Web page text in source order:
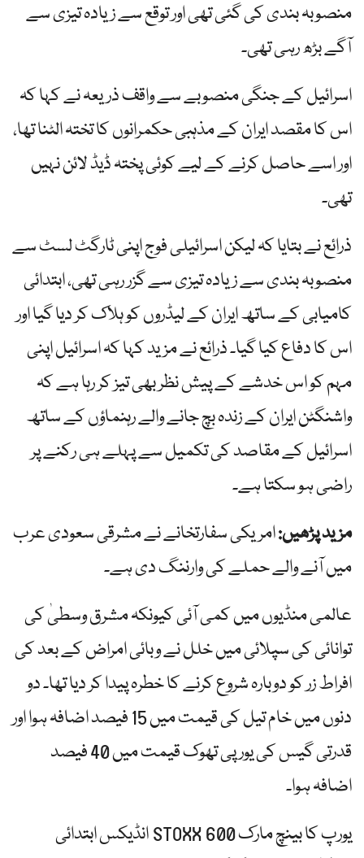
منصوبہ بندی کی گئی تھی اور توقع سے زیادہ تیزی سے
آگے بڑھ رہی تھی۔
اسرائیل کے جنگی منصوبے سے واقف ذریعہ نے کہا کہ
اس کا مقصد ایران کے مذہبی حکمرانوں کا تختہ الٹنا تھا،
اور اسے حاصل کرنے کے لیے کوئی پختہ ڈیڈ لائن نہیں
تھی۔
ذرائع نے بتایا کہ لیکن اسرائیلی فوج اپنی ٹارگٹ لسٹ سے
منصوبہ بندی سے زیادہ تیزی سے گزر رہی تھی، ابتدائی
کامیابی کے ساتھ ایران کے لیڈروں کو ہلاک کر دیا گیا اور
اس کا دفاع کیا گیا۔ ذرائع نے مزید کہا کہ اسرائیل اپنی
مہم کو اس خدشے کے پیش نظر بھی تیز کر رہا ہے کہ
واشنگٹن ایران کے زندہ بچ جانے والے رہنماؤں کے ساتھ
اسرائیل کے مقاصد کی تکمیل سے پہلے ہی رکنے پر
راضی ہو سکتا ہے۔
مزید پڑھیں:امریکی سفارتخانے نے مشرقی سعودی عرب
میں آنے والے حملے کی وارننگ دی ہے۔
عالمی منڈیوں میں کمی آئی کیونکہ مشرق وسطیٰ کی
توانائی کی سپلائی میں خلل نے وبائی امراض کے بعد کی
افراط زر کو دوبارہ شروع کرنے کا خطرہ پیدا کر دیا تھا۔ دو
دنوں میں خام تیل کی قیمت میں 15 فیصد اضافہ ہوا اور
قدرتی گیس کی یورپی تھوک قیمت میں 40 فیصد
اضافہ ہوا۔
یورپ کا بینچ مارک STOXX 600 انڈیکس ابتدائی